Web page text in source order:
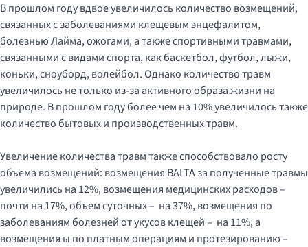
В прошлом году вдвое увеличилось количество возмещений,
связанных с заболеваниями клещевым энцефалитом,
болезнью Лайма, ожогами, а также спортивными травмами,
связанными с видами спорта, как баскетбол, футбол, лыжи,
коньки, сноуборд, волейбол. Однако количество травм
увеличилось не только из-за активного образа жизни на
природе. В прошлом году более чем на 10% увеличилось также
количество бытовых и производственных травм.
Увеличение количества травм также способствовало росту
объема возмещений: возмещения BALTA за полученные травмы
увеличились на 12%, возмещения медицинских расходов –
почти на 17%, объем суточных – на 37%, возмещения по
заболеваниям болезней от укусов клещей – на 11%, а
возмещения ы по платным операциям и протезированию –